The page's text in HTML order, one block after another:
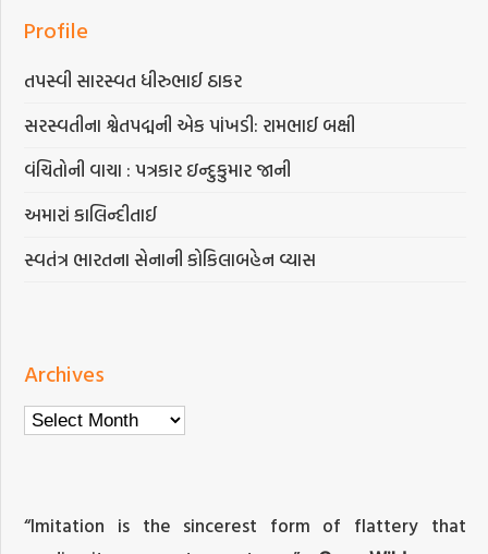
Profile
તપસ્વી સારસ્વત ધીરુભાઈ ઠાકર
સરસ્વતીના શ્વેતપદ્મની એક પાંખડી: રામભાઈ બક્ષી
વંચિતોની વાચા : પત્રકાર ઇન્દુકુમાર જાની
અમારાં કાલિન્દીતાઈ
સ્વતંત્ર ભારતના સેનાની કોકિલાબહેન વ્યાસ
Archives
Archives
“Imitation is the sincerest form of flattery that